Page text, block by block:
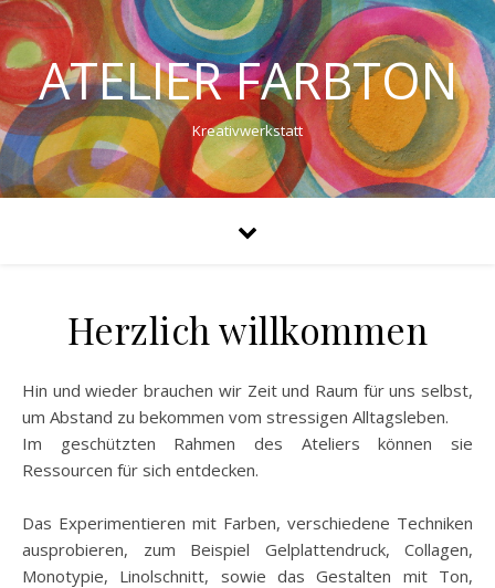
ATELIER FARBTON
Kreativwerkstatt
Herzlich willkommen
Hin und wieder brauchen wir Zeit und Raum für uns selbst,
um Abstand zu bekommen vom stressigen Alltagsleben.
Im geschützten Rahmen des Ateliers können sie
Ressourcen für sich entdecken.
Das Experimentieren mit Farben, verschiedene Techniken
ausprobieren, zum Beispiel Gelplattendruck, Collagen,
Monotypie, Linolschnitt, sowie das Gestalten mit Ton,